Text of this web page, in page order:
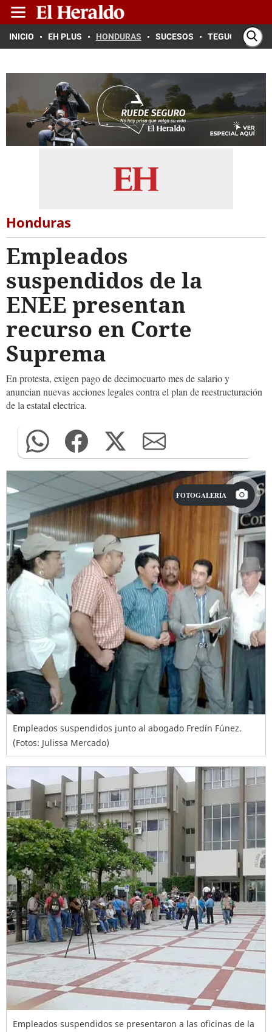
INICIO EH PLUS HONDURAS SUCESOS TEGUCIGALPA
Honduras
Empleados
suspendidos de la
ENEE presentan
recurso en Corte
Suprema
En protesta, exigen pago de decimocuarto mes de salario y
anuncian nuevas acciones legales contra el plan de reestructuración
de la estatal electrica.
FOTOGALERÍA
Empleados suspendidos junto al abogado Fredín Fúnez.
(Fotos: Julissa Mercado)
Empleados suspendidos se presentaron a las oficinas de la